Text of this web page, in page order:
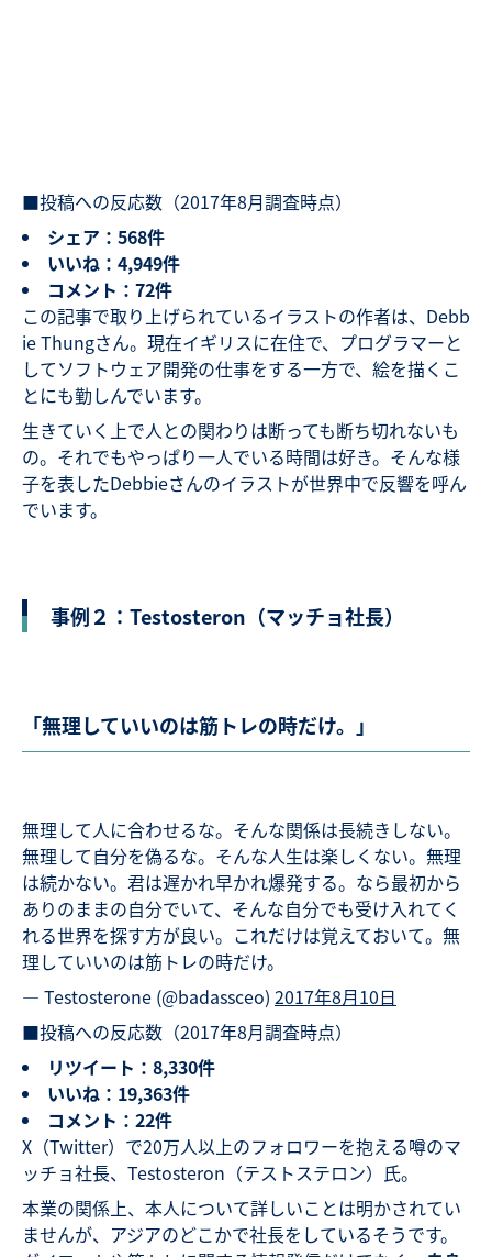
■投稿への反応数（2017年8月調査時点）
シェア：568件
いいね：4,949件
コメント：72件
この記事で取り上げられているイラストの作者は、Debb
ie Thungさん。現在イギリスに在住で、プログラマーと
してソフトウェア開発の仕事をする一方で、絵を描くこ
とにも勤しんでいます。
生きていく上で人との関わりは断っても断ち切れないも
の。それでもやっぱり一人でいる時間は好き。そんな様
子を表したDebbieさんのイラストが世界中で反響を呼ん
でいます。
事例２：Testosteron（マッチョ社長）
「無理していいのは筋トレの時だけ。」
無理して人に合わせるな。そんな関係は長続きしない。
無理して自分を偽るな。そんな人生は楽しくない。無理
は続かない。君は遅かれ早かれ爆発する。なら最初から
ありのままの自分でいて、そんな自分でも受け入れてく
れる世界を探す方が良い。これだけは覚えておいて。無
理していいのは筋トレの時だけ。
— Testosterone (@badassceo) 2017年8月10日
■投稿への反応数（2017年8月調査時点）
リツイート：8,330件
いいね：19,363件
コメント：22件
X（Twitter）で20万人以上のフォロワーを抱える噂のマ
ッチョ社長、Testosteron（テストステロン）氏。
本業の関係上、本人について詳しいことは明かされてい
ませんが、アジアのどこかで社長をしているそうです。